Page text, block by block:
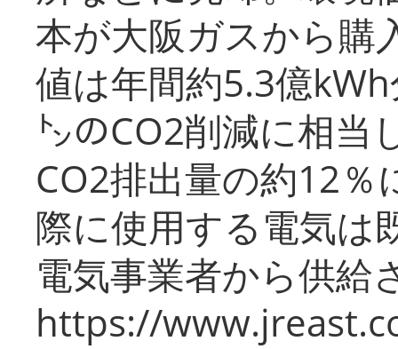
本が大阪ガスから購
値は年間約5.3億
㌧のCO2削減に相当
CO2排出量の約12％
際に使用する電気は
電気事業者から供給
https://